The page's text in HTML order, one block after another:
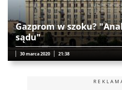
Gazprom w szoku?
sądu"
30 marca 2020 21:38